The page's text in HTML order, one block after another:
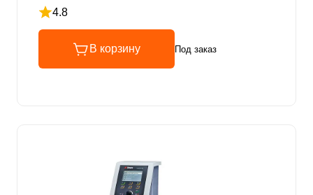
4.8
Рейтинг 4.8 из 5
В корзину Под заказ